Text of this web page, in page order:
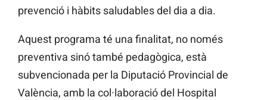
prevenció i hàbits saludables del dia a dia.
Aquest programa té una finalitat, no només
preventiva sinó també pedagògica, està
subvencionada per la Diputació Provincial de
València, amb la col·laboració del Hospital